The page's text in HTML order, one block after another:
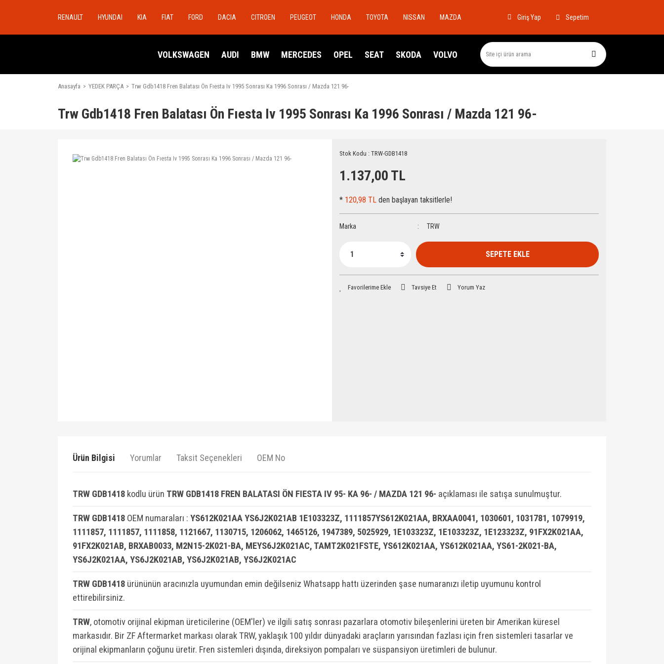
RENAULT HYUNDAI KIA FIAT FORD DACIA CITROEN PEUGEOT HONDA TOYOTA NISSAN MAZDA Giriş Yap Sepetim
VOLKSWAGEN AUDI BMW MERCEDES OPEL SEAT SKODA VOLVO
Anasayfa YEDEK PARÇA Trw Gdb1418 Fren Balatası Ön Fıesta Iv 1995 Sonrası Ka 1996 Sonrası / Mazda 121 96-
Trw Gdb1418 Fren Balatası Ön Fıesta Iv 1995 Sonrası Ka 1996 Sonrası / Mazda 121 96-
Stok Kodu : TRW-GDB1418
1.137,00 TL
* 120,98 TL den başlayan taksitlerle!
Marka TRW
SEPETE EKLE
Tavsiye Et Yorum Yaz
Ürün Bilgisi Yorumlar Taksit Seçenekleri OEM No
TRW GDB1418 kodlu ürün TRW GDB1418 FREN BALATASI ÖN FIESTA IV 95- KA 96- / MAZDA 121 96- açıklaması ile satışa sunulmuştur.
TRW GDB1418 OEM numaraları : YS612K021AA YS6J2K021AB 1E103323Z, 1111857YS612K021AA, BRXAA0041, 1030601, 1031781, 1079919,
1111857, 1111857, 1111858, 1121667, 1130715, 1206062, 1465126, 1947389, 5025929, 1E103323Z, 1E103323Z, 1E123323Z, 91FX2K021AA,
91FX2K021AB, BRXAB0033, M2N15-2K021-BA, MEYS6J2K021AC, TAMT2K021FSTE, YS612K021AA, YS612K021AA, YS61-2K021-BA,
YS6J2K021AA, YS6J2K021AB, YS6J2K021AB, YS6J2K021AC
TRW GDB1418 ürününün aracınızla uyumundan emin değilseniz Whatsapp hattı üzerinden şase numaranızı iletip uyumunu kontrol
ettirebilirsiniz.
TRW, otomotiv orijinal ekipman üreticilerine (OEM'ler) ve ilgili satış sonrası pazarlara otomotiv bileşenlerini üreten bir Amerikan küresel
markasıdır. Bir ZF Aftermarket markası olarak TRW, yaklaşık 100 yıldır dünyadaki araçların yarısından fazlası için fren sistemleri tasarlar ve
orijinal ekipmanların çoğunu üretir. Fren sistemleri dışında, direksiyon pompaları ve süspansiyon üretimleri de bulunur.